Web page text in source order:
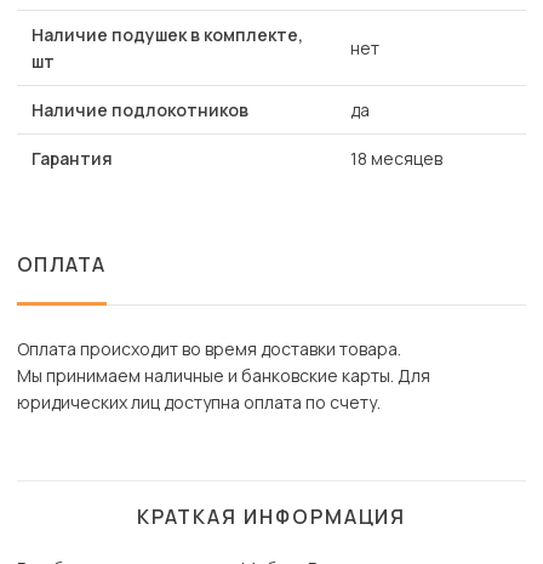
Наличие подушек в комплекте,
шт
нет
Наличие подлокотников да
Гарантия 18 месяцев
ОПЛАТА
Оплата происходит во время доставки товара.
Мы принимаем наличные и банковские карты. Для
юридических лиц доступна оплата по счету.
КРАТКАЯ ИНФОРМАЦИЯ